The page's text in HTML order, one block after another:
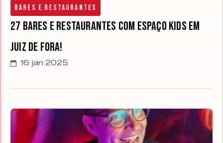
Bares e Restaurantes
27 Bares e Restaurantes com Espaço Kids em
Juiz de Fora!
16 jan 2025